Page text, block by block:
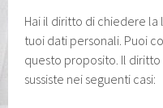
Hai il diritto di chiedere
tuoi dati personali. Puoi
questo proposito. Il
sussiste nei seguenti casi: